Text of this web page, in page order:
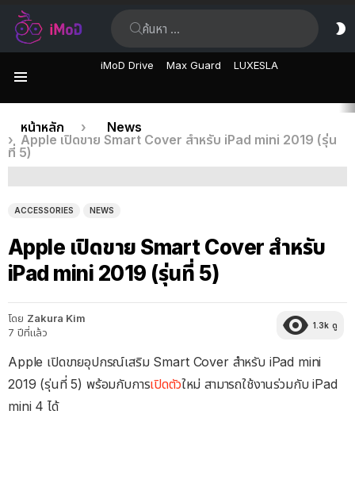
iMoD Drive Max Guard LUXESLA
เรื่อง
ล่าสุด
คุณอยู่ที่นี่:
หน้าหลัก
News
Apple เปิดขาย Smart Cover สำหรับ iPad mini 2019 (รุ่น
ที่ 5)
ACCESSORIES NEWS
Apple เปิดขาย Smart Cover สำหรับ
iPad mini 2019 (รุ่นที่ 5)
โดย Zakura Kim
7 ปีที่แล้ว
1.3k ดู
Apple เปิดขายอุปกรณ์เสริม Smart Cover สำหรับ iPad mini
2019 (รุ่นที่ 5) พร้อมกับการเปิดตัวใหม่ สามารถใช้งานร่วมกับ iPad
mini 4 ได้